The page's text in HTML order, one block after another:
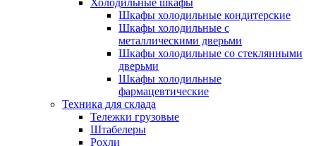
Холодильные шкафы
Шкафы холодильные кондитерские
Шкафы холодильные с
металлическими дверьми
Шкафы холодильные со стеклянными
дверьми
Шкафы холодильные
фармацевтические
Техника для склада
Тележки грузовые
Штабелеры
Рохли